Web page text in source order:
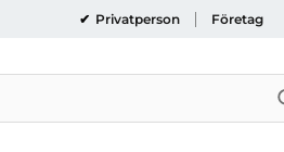
Privatperson Företag